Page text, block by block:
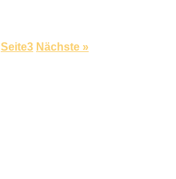
Seite3 Nächste »